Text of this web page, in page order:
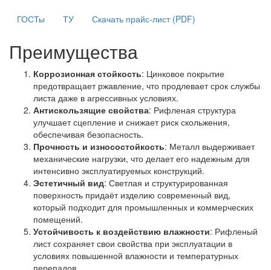
ГОСТы ТУ Скачать прайс-лист (PDF)
Преимущества
Коррозионная стойкость: Цинковое покрытие
предотвращает ржавление, что продлевает срок службы
листа даже в агрессивных условиях.
Антискользящие свойства: Рифленая структура
улучшает сцепление и снижает риск скольжения,
обеспечивая безопасность.
Прочность и износостойкость: Металл выдерживает
механические нагрузки, что делает его надежным для
интенсивно эксплуатируемых конструкций.
Эстетичный вид: Светлая и структурированная
поверхность придаёт изделию современный вид,
который подходит для промышленных и коммерческих
помещений.
Устойчивость к воздействию влажности: Рифленый
лист сохраняет свои свойства при эксплуатации в
условиях повышенной влажности и температурных
перепадов.